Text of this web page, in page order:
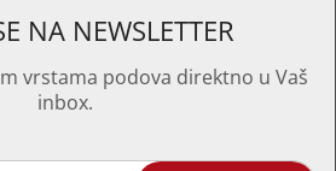
NA NEWSLETTER
vrstama podova direktno u Vaš
inbox.